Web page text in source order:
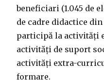
beneficiari (1.045 de
de cadre didactice
participă la activități
activități de suport
activități extra-
formare.